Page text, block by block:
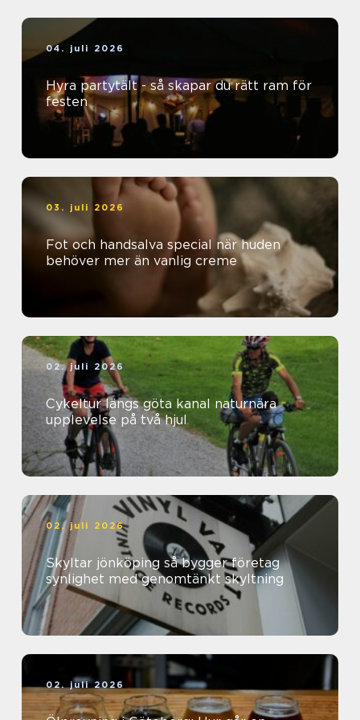
04. juli 2026
Hyra partytält - så skapar du rätt ram för
festen
03. juli 2026
Fot och handsalva special när huden
behöver mer än vanlig creme
02. juli 2026
Cykeltur längs göta kanal naturnära
upplevelse på två hjul
02. juli 2026
Skyltar jönköping så bygger företag
synlighet med genomtänkt skyltning
02. juli 2026